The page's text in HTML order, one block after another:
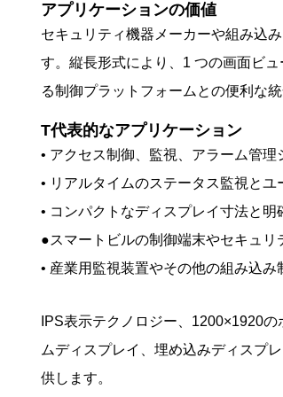
アプリケーションの価値
セキュリティ機器メーカーや組み込
す。縦長形式により、1 つの画面ビ
る制御プラットフォームとの便利な
T代表的なアプリケーション
• アクセス制御、監視、アラーム管
• リアルタイムのステータス監視と
• コンパクトなディスプレイ寸法と
●スマートビルの制御端末やセキュリ
• 産業用監視装置やその他の組み込み
IPS表示テクノロジー、1200×1920
ムディスプレイ、埋め込みディスプ
供します。